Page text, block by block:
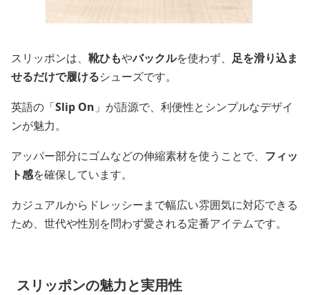
スリッポンは、 靴ひもやバックルを使わず、 足を滑り込ま
せるだけで履けるシューズです。
英語の「Slip On 」が語源で、利便性とシンプルなデザイ
ンが魅力。
アッパー部分にゴムなどの伸縮素材を使うことで、 フィッ
ト感を確保しています。
カジュアルからドレッシーまで幅広い雰囲気に対応できる
ため、世代や性別を問わず愛される定番アイテムです。
スリッポンの魅力と実用性